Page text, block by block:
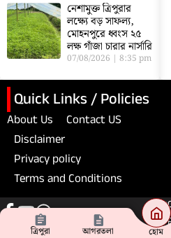
নেশামুক্ত ত্রিপুরার
লক্ষ্যে বড় সাফল্য,
মোহনপুরে ধ্বংস ২৫
লক্ষ গাঁজা চারার নার্সারি
07/08/2026 8:35 pm
Quick Links / Policies
About Us
Contact US
Disclaimer
Privacy policy
Terms and Conditions
ত্রিপুরা আগরতলা হোম